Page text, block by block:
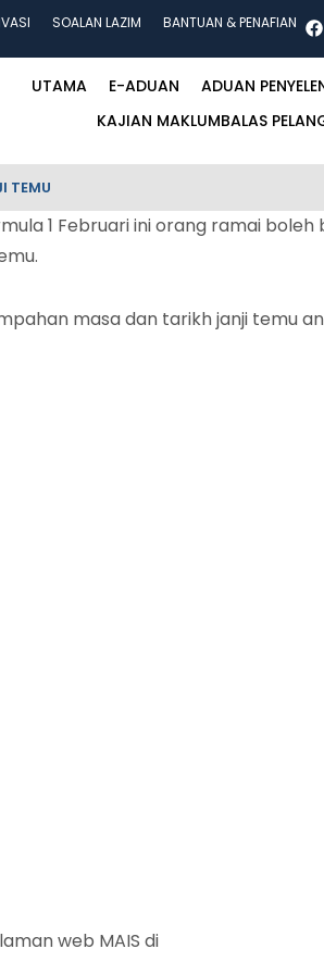
SOALAN LAZIM BANTUAN & PENAFIAN
UTAMA E-ADUAN
ADUAN
KAJIAN MAKLUMBALAS
TEMU
1 Februari ini orang ramai boleh
masa dan tarikh janji temu
web MAIS di